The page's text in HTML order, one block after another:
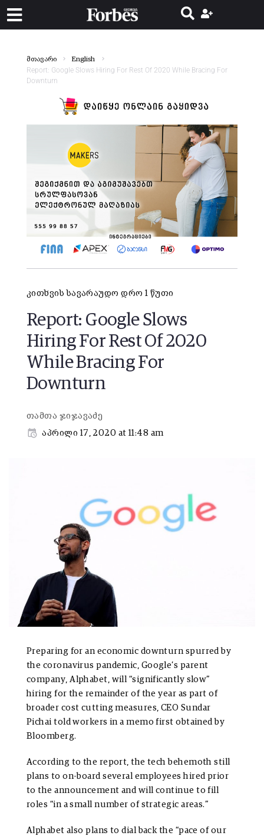
მთავარი English
Report: Google Slows Hiring For Rest Of 2020 While Bracing For
Downturn
კითხვის სავარაუდო დრო 1 წუთი
Report: Google Slows
Hiring For Rest Of 2020
While Bracing For
Downturn
თამთა ჯიჯავაძე
აპრილი 17, 2020 at 11:48 am
Preparing for an economic downturn spurred by
the coronavirus pandemic, Google’s parent
company, Alphabet, will “significantly slow”
hiring for the remainder of the year as part of
broader cost cutting measures, CEO Sundar
Pichai told workers in a memo first obtained by
Bloomberg.
According to the report, the tech behemoth still
plans to on-board several employees hired prior
to the announcement and will continue to fill
roles “in a small number of strategic areas.”
Alphabet also plans to dial back the “pace of our